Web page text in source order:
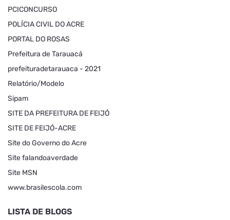
PCICONCURSO
POLÍCIA CIVIL DO ACRE
PORTAL DO ROSAS
Prefeitura de Tarauacá
prefeituradetarauaca - 2021
Relatório/Modelo
Sipam
SITE DA PREFEITURA DE FEIJÓ
SITE DE FEIJÓ-ACRE
Site do Governo do Acre
Site falandoaverdade
Site MSN
www.brasilescola.com
LISTA DE BLOGS